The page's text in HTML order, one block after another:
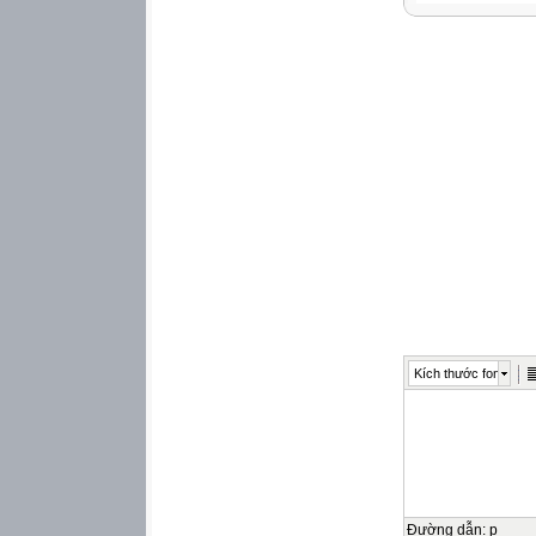
– Ngoài đại
Trọng lượng
▲ Bài tập
B. Khối lượng
Kích thước font
Đường dẫn: p